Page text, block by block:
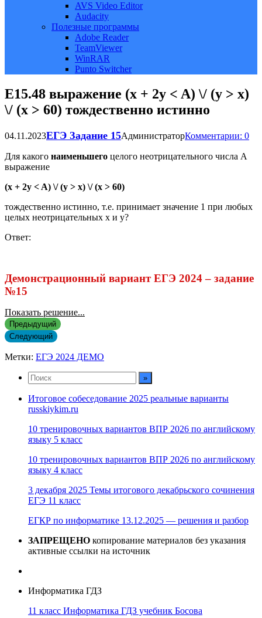
AVS Video Editor
Audacity
Полезные программы
Adobe Reader
TeamViewer
WinRAR
Punto Switcher
Е15.48 выражение (x + 2y < A) \/ (y > x)
\/ (x > 60) тождественно истинно
04.11.2023ЕГЭ Задание 15АдминистраторКомментарии: 0
Для какого наименьшего целого неотрицательного числа A
выражение
(x + 2y < A) \/ (y > x) \/ (x > 60)
тождественно истинно, т.е. принимает значение 1 при любых
целых неотрицательных x и y?
Ответ:
Демонстрационный вариант ЕГЭ 2024 – задание
№15
Показать решение...
Предыдущий
Следующий
Метки: ЕГЭ 2024 ДЕМО
Итоговое собеседование 2025 реальные варианты
russkiykim.ru
10 тренировочных вариантов ВПР 2026 по английскому
языку 5 класс
10 тренировочных вариантов ВПР 2026 по английскому
языку 4 класс
3 декабря 2025 Темы итогового декабрьского сочинения
ЕГЭ 11 класс
ЕГКР по информатике 13.12.2025 — решения и разбор
ЗАПРЕЩЕНО копирование материалов без указания
активные ссылки на источник
Информатика ГДЗ
11 класс Информатика ГДЗ учебник Босова